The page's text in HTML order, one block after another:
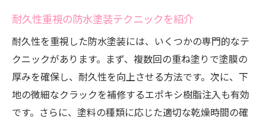
耐久性重視の防水塗装テクニックを紹介
耐久性を重視した防水塗装には、いくつかの専門的なテ
クニックがあります。まず、複数回の重ね塗りで塗膜の
厚みを確保し、耐久性を向上させる方法です。次に、下
地の微細なクラックを補修するエポキシ樹脂注入も有効
です。さらに、塗料の種類に応じた適切な乾燥時間の確